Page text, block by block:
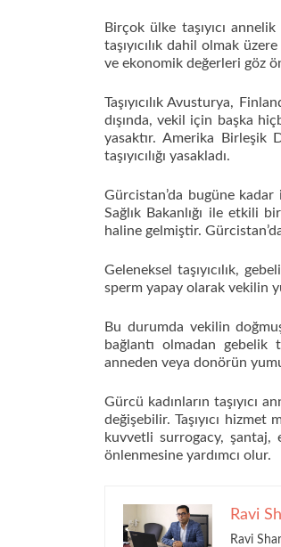
Birçok ülke taşıyıcı
taşıyıcılık dahil olmak
ve ekonomik değerleri göz
Taşıyıcılık Avusturya,
dışında, vekil için başka
yasaktır. Amerika Birleşik
taşıyıcılığı yasakladı.
Gürcistan’da bugüne
Sağlık Bakanlığı ile etkili
haline gelmiştir.
Geleneksel taşıyıcılık,
sperm yapay olarak vekilin
Bu durumda vekilin
bağlantı olmadan gebelik
anneden veya donörün
Gürcü kadınların taşıyıcı
değişebilir. Taşıyıcı
kuvvetli surrogacy, şantaj,
önlenmesine yardımcı olur.
Ravi
Ravi